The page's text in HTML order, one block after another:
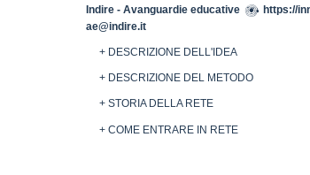
Indire - Avanguardie educative
https://
ae@indire.it
+ DESCRIZIONE DELL'IDEA
+ DESCRIZIONE DEL METODO
+ STORIA DELLA RETE
+ COME ENTRARE IN RETE